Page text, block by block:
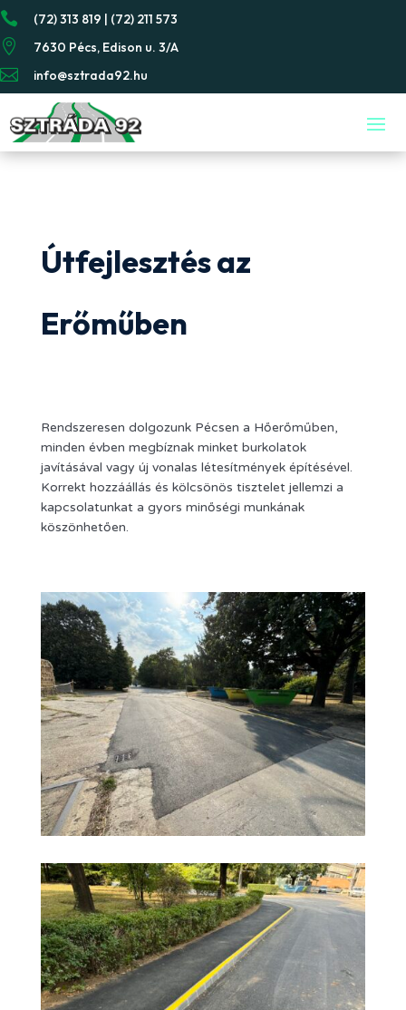
 (72) 313 819 | (72) 211 573
 7630 Pécs, Edison u. 3/A
 info@sztrada92.hu
Útfejlesztés az
Erőműben
Rendszeresen dolgozunk Pécsen a Hőerőműben,
minden évben megbíznak minket burkolatok
javításával vagy új vonalas létesítmények építésével.
Korrekt hozzáállás és kölcsönös tisztelet jellemzi a
kapcsolatunkat a gyors minőségi munkának
köszönhetően.